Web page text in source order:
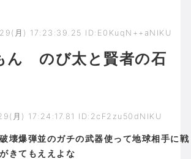
月) 17:23:39.25 ID:E0KuqN++aNIKU
ん のび太と賢者の石
月) 17:24:17.81 ID:2cF2zu50dNIKU
壊爆弾並のガチの武器使って地球相手に戦
きてもええよな